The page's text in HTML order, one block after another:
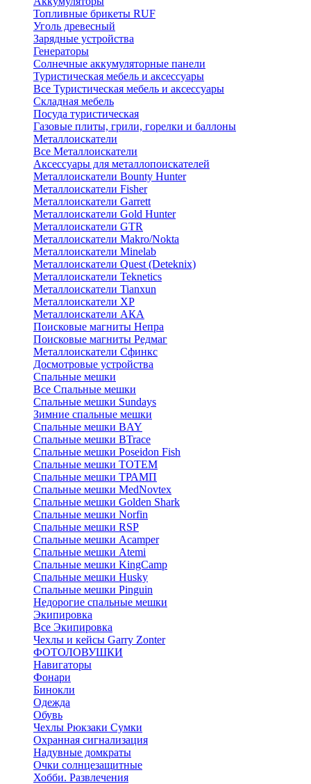
Топливные брикеты RUF
Уголь древесный
Зарядные устройства
Генераторы
Солнечные аккумуляторные панели
Туристическая мебель и аксессуары
Все Туристическая мебель и аксессуары
Складная мебель
Посуда туристическая
Газовые плиты, грили, горелки и баллоны
Металлоискатели
Все Металлоискатели
Аксессуары для металлопоискателей
Металлоискатели Bounty Hunter
Металлоискатели Fisher
Металлоискатели Garrett
Металлоискатели Gold Hunter
Металлоискатели GTR
Металлоискатели Makro/Nokta
Металлоискатели Minelab
Металлоискатели Quest (Deteknix)
Металлоискатели Teknetics
Металлоискатели Tianxun
Металлоискатели XP
Металлоискатели АКА
Поисковые магниты Непра
Поисковые магниты Редмаг
Металлоискатели Сфинкс
Досмотровые устройства
Спальные мешки
Все Спальные мешки
Спальные мешки Sundays
Зимние спальные мешки
Спальные мешки BAY
Спальные мешки BTrace
Спальные мешки Poseidon Fish
Спальные мешки ТОТЕМ
Спальные мешки ТРАМП
Cпальные мешки MedNovtex
Спальные мешки Golden Shark
Спальные мешки Norfin
Спальные мешки RSP
Спальные мешки Acamper
Спальные мешки Atemi
Спальные мешки KingCamp
Спальные мешки Husky
Спальные мешки Pinguin
Недорогие спальные мешки
Экипировка
Все Экипировка
Чехлы и кейсы Garry Zonter
ФОТОЛОВУШКИ
Навигаторы
Фонари
Бинокли
Одежда
Обувь
Чехлы Рюкзаки Сумки
Охранная сигнализация
Надувные домкраты
Очки солнцезащитные
Хобби. Развлечения